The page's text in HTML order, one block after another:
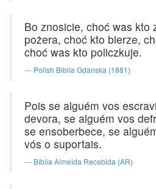
Bo znosicie, choć was kto
pożera, choć kto bierze,
choć was kto policzkuje.
Polish Biblia Gdanska (1881)
Pois se alguém vos
devora, se alguém vos
se ensoberbece, se
vós o suportais.
Bíblia Almeida Recebida (AR)